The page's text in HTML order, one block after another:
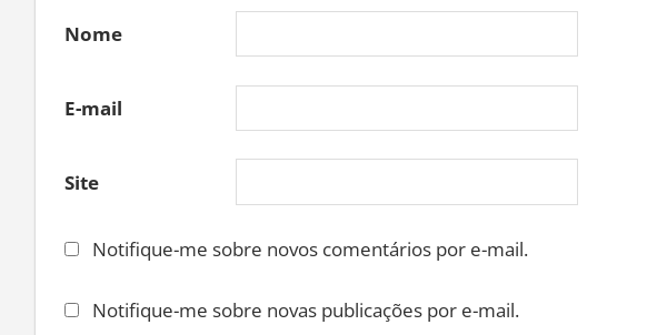
Nome
E-mail
Site
Notifique-me sobre novos comentários por e-mail.
Notifique-me sobre novas publicações por e-mail.